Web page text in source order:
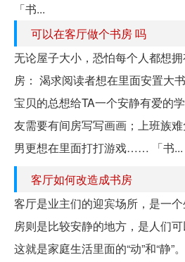
「书...
可以在客厅做个书房 吗
无论屋子大小，恐怕每个人都想
房： 渴求阅读者想在里面安置大
宝贝的总想给TA一个安静有爱的
友需要有间房写写画画；上班族
男更想在里面打打游戏…… 「书...
客厅如何改造成书房
客厅是业主们的迎宾场所，是一
房则是比较安静的地方，是人们
这就是家庭生活里面的“动”和“静”